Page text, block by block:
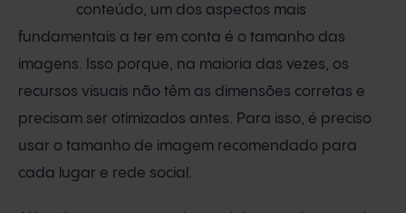
conteúdo, um dos aspectos mais
fundamentais a ter em conta é o tamanho das
imagens. Isso porque, na maioria das vezes, os
recursos visuais não têm as dimensões corretas e
precisam ser otimizados antes. Para isso, é preciso
usar o tamanho de imagem recomendado para
cada lugar e rede social.